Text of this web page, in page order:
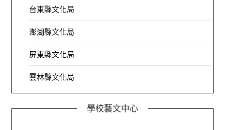
台東縣文化局
澎湖縣文化局
屏東縣文化局
雲林縣文化局
學校藝文中心